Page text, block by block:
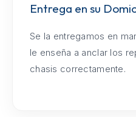
Entrega en su
Se la entregamos en
le enseña a anclar los
chasis correctamente.